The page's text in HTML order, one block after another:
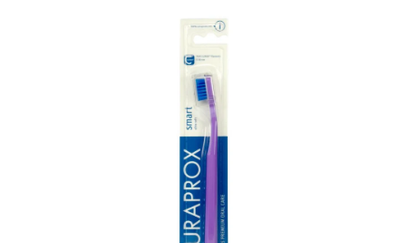
hvězdiček.